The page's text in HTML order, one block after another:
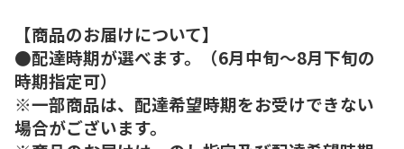
【商品のお届けについて】
●配達時期が選べます。（6月中旬～8月下旬の
時期指定可）
※一部商品は、配達希望時期をお受けできない
場合がございます。